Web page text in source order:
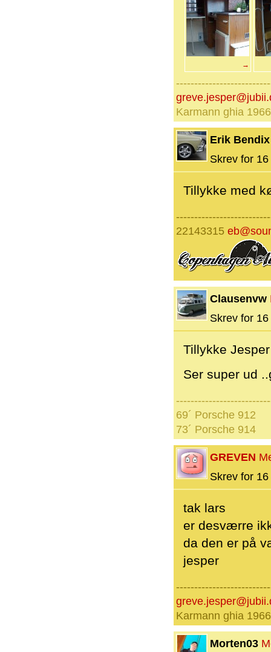
→
Karmann ghia 1966
Erik Bendix
Skrev for
Tillykke med
22143315
Clausenvw
Skrev for
Tillykke Jesper
Ser super ud
69´ Porsche 912
73´ Porsche 914
GREVEN
Skrev for
tak lars
er desværre
da den er på
jesper
Karmann ghia 1966
Morten03